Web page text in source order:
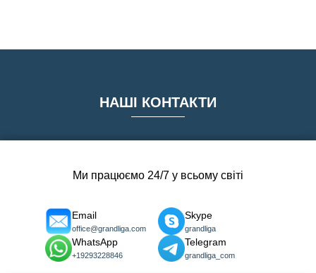
НАШІ КОНТАКТИ
Ми працюємо 24/7 у всьому світі
Email
office@grandliga.com
Skype
grandliga
WhatsApp
+19293228846
Telegram
grandliga_com